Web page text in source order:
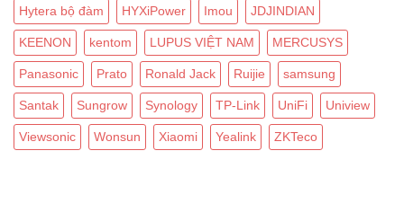
Hytera bộ đàm HYXiPower Imou JDJINDIAN
KEENON kentom LUPUS VIỆT NAM MERCUSYS
Panasonic Prato Ronald Jack Ruijie samsung
Santak Sungrow Synology TP-Link UniFi Uniview
Viewsonic Wonsun Xiaomi Yealink ZKTeco